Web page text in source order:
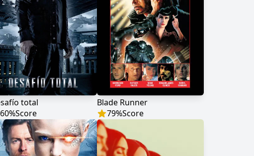
total
60%Score
Blade Runner
79%Score